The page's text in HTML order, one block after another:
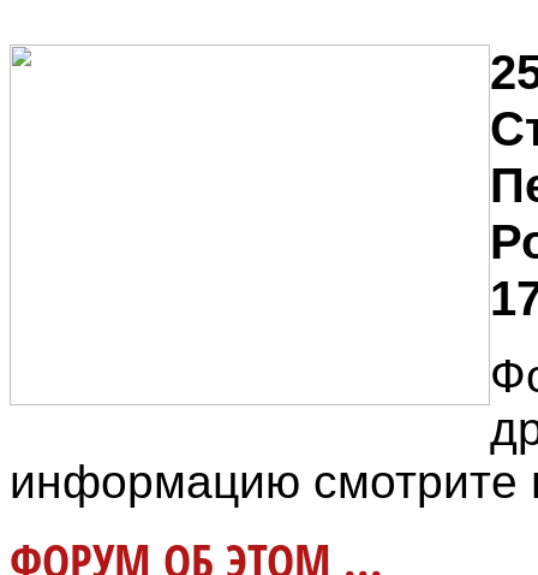
информацию смотрите
ФОРУМ ОБ ЭТОМ ...